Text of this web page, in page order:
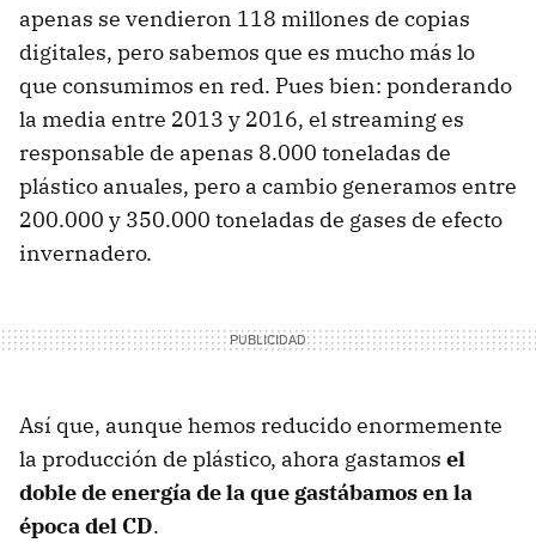
apenas se vendieron 118 millones de copias
digitales, pero sabemos que es mucho más lo
que consumimos en red. Pues bien: ponderando
la media entre 2013 y 2016, el streaming es
responsable de apenas 8.000 toneladas de
plástico anuales, pero a cambio generamos entre
200.000 y 350.000 toneladas de gases de efecto
invernadero.
Así que, aunque hemos reducido enormemente
la producción de plástico, ahora gastamos el
doble de energía de la que gastábamos en la
época del CD.